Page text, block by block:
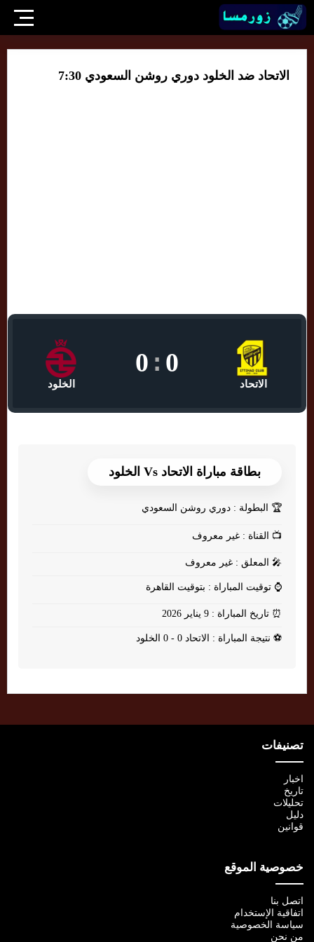
الاتحاد ضد الخلود دوري روشن السعودي 7:30
الاتحاد
0
:
0
الخلود
بطاقة مباراة الاتحاد Vs الخلود
🏆 البطولة : دوري روشن السعودي
📺 القناة : غير معروف
🎤 المعلق : غير معروف
⌚ توقيت المباراة : بتوقيت القاهرة
⏰ تاريخ المباراة : 9 يناير 2026
⚽ نتيجة المباراة : الاتحاد 0 - 0 الخلود
تصنيفات
اخبار
تاريخ
تحليلات
دليل
قوانين
خصوصية الموقع
اتصل بنا
اتفاقية الإستخدام
سياسة الخصوصية
من نحن